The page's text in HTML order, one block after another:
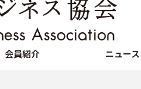
会員紹介 ニュース